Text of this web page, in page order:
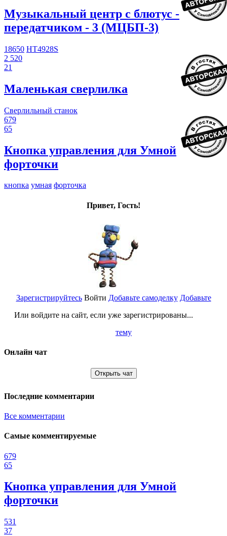
Музыкальный центр с блютус -
передатчиком - 3 (МЦБП-3)
18650 HT4928S
2 520
21
Маленькая сверлилка
Сверлильный станок
679
65
Кнопка управления для Умной
форточки
кнопка умная форточка
Привет, Гость!
Зарегистрируйтесь
Или войдите на сайт, если уже зарегистрированы...
Войти Добавьте самоделку Добавьте
тему
Онлайн чат
Открыть чат
Последние комментарии
Все комментарии
Самые комментируемые
679
65
Кнопка управления для Умной
форточки
531
37